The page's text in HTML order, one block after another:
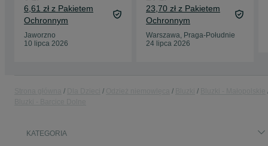
6,61 zł z Pakietem
Ochronnym
Jaworzno
10 lipca 2026
23,70 zł z Pakietem
Ochronnym
Warszawa, Praga-Południe
24 lipca 2026
KATEGORIA